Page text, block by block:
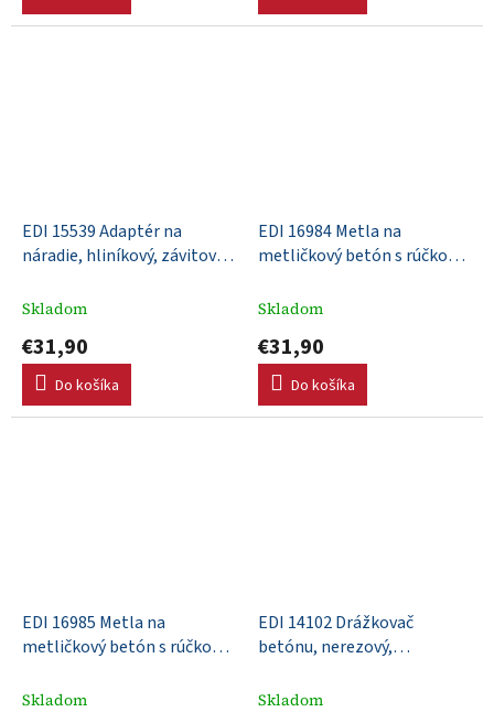
EDI 15539 Adaptér na
náradie, hliníkový, závitový,
Skladom
€31,90
Do košíka
EDI 16984 Metla na
metličkový betón s rúčkou,
dĺžka vlasu 76mm, čierna
Skladom
€31,90
Do košíka
EDI 16985 Metla na
metličkový betón s rúčkou,
dĺžka vlasu 76mm, žltá
Skladom
EDI 14102 Drážkovač
betónu, nerezový,
drážka šírka 13mm, hĺbka
Skladom